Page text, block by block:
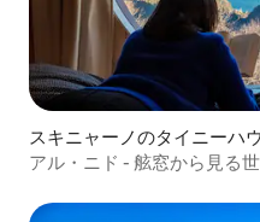
スキニャーノのタイニーハ
アル・ニド - 舷窓から見る